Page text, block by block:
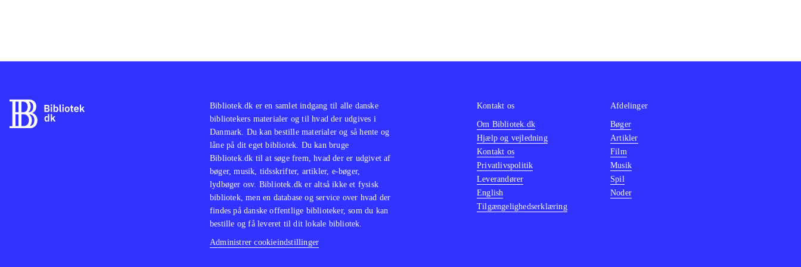
Bibliotek.dk er en samlet indgang til alle danske
bibliotekers materialer og til hvad der udgives i
Danmark. Du kan bestille materialer og så hente og
låne på dit eget bibliotek. Du kan bruge
Bibliotek.dk til at søge frem, hvad der er udgivet af
bøger, musik, tidsskrifter, artikler, e-bøger,
lydbøger osv. Bibliotek.dk er altså ikke et fysisk
bibliotek, men en database og service over hvad der
findes på danske offentlige biblioteker, som du kan
bestille og få leveret til dit lokale bibliotek.
Administrer cookieindstillinger
Kontakt os
Om Bibliotek.dk
Hjælp og vejledning
Kontakt os
Privatlivspolitik
Leverandører
English
Tilgængelighedserklæring
Afdelinger
Bøger
Artikler
Film
Musik
Spil
Noder